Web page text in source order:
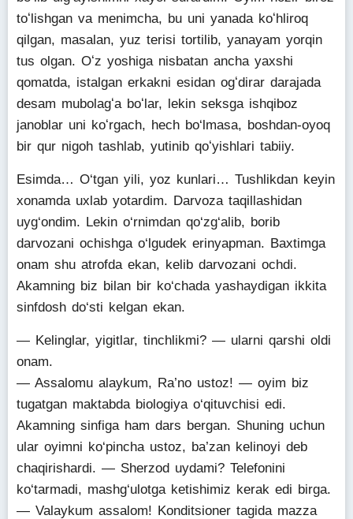
toʻlishgan va menimcha, bu uni yanada koʻhliroq
qilgan, masalan, yuz terisi tortilib, yanayam yorqin
tus olgan. Oʻz yoshiga nisbatan ancha yaxshi
qomatda, istalgan erkakni esidan ogʻdirar darajada
desam mubolagʻa boʻlar, lekin seksga ishqiboz
janoblar uni koʻrgach, hech bo‘lmasa, boshdan-oyoq
bir qur nigoh tashlab, yutinib qoʻyishlari tabiiy.
Esimda… O‘tgan yili, yoz kunlari… Tushlikdan keyin
xonamda uxlab yotardim. Darvoza taqillashidan
uyg‘ondim. Lekin o‘rnimdan qo‘zg‘alib, borib
darvozani ochishga o‘lgudek erinyapman. Baxtimga
onam shu atrofda ekan, kelib darvozani ochdi.
Akamning biz bilan bir ko‘chada yashaydigan ikkita
sinfdosh do‘sti kelgan ekan.
— Kelinglar, yigitlar, tinchlikmi? — ularni qarshi oldi
onam.
— Assalomu alaykum, Ra’no ustoz! — oyim biz
tugatgan maktabda biologiya o‘qituvchisi edi.
Akamning sinfiga ham dars bergan. Shuning uchun
ular oyimni ko‘pincha ustoz, ba’zan kelinoyi deb
chaqirishardi. — Sherzod uydami? Telefonini
ko‘tarmadi, mashg‘ulotga ketishimiz kerak edi birga.
— Valaykum assalom! Konditsioner tagida mazza